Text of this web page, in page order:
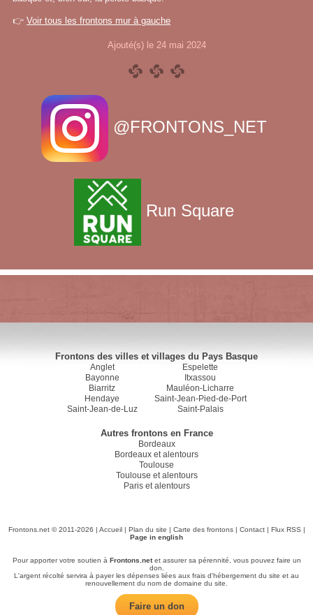
👉 Voir tous les frontons mur à gauche
Ajouté(s) le 24 mai 2024
@FRONTONS_NET
Run Square
Frontons des villes et villages du Pays Basque
Anglet
Bayonne
Biarritz
Hendaye
Saint-Jean-de-Luz
Espelette
Itxassou
Mauléon-Licharre
Saint-Jean-Pied-de-Port
Saint-Palais
Autres frontons en France
Bordeaux
Bordeaux et alentours
Toulouse
Toulouse et alentours
Paris et alentours
Frontons.net © 2011-2026 | Accueil| Plan du site | Carte des frontons| Contact| Flux RSS |
Page in english
Pour apporter votre soutien à Frontons.netet assurer sa pérennité, vous pouvez faire un
don.
L'argent récolté servira à payer les dépenses liées aux frais d'hébergement du site et au
renouvellement du nom de domaine du site.
Faire un don